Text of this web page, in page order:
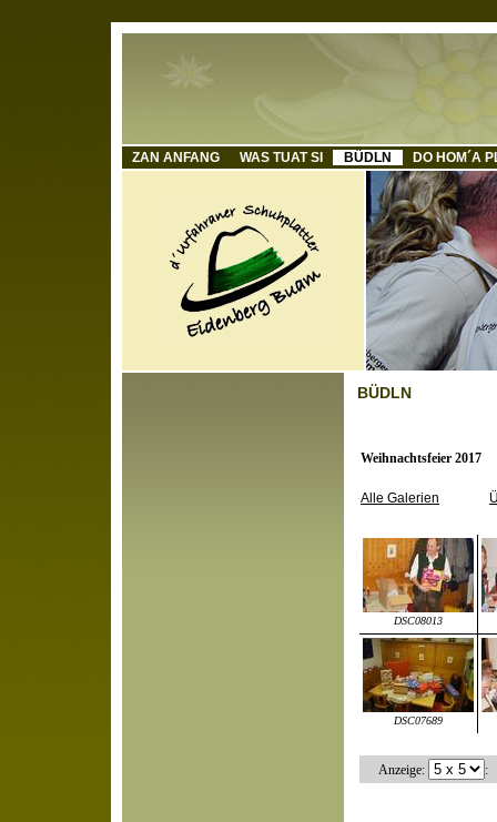
ZAN ANFANG WAS TUAT SI BÜDLN DO HOM´A
BÜDLN
Weihnachtsfeier 2017
Alle Galerien
DSC08013
DSC07689
Anzeige: :